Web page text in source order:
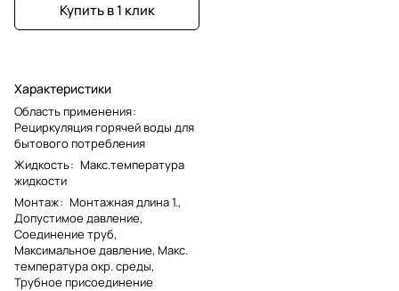
Купить в 1 клик
Характеристики
Область применения:
Рециркуляция горячей воды для
бытового потребления
Жидкость: Макс.температура
жидкости
Монтаж: Монтажная длина 1.,
Допустимое давление,
Соединение труб,
Максимальное давление, Макс.
температура окр. среды,
Трубное присоединение